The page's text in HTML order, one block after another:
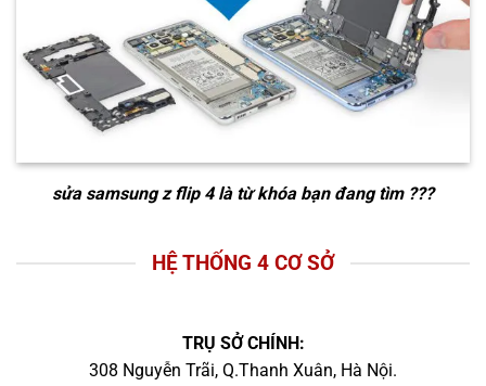
sửa samsung z flip 4là từ khóa bạn đang tìm ???
HỆ THỐNG 4 CƠ SỞ
TRỤ SỞ CHÍNH:
308 Nguyễn Trãi, Q.Thanh Xuân, Hà Nội.